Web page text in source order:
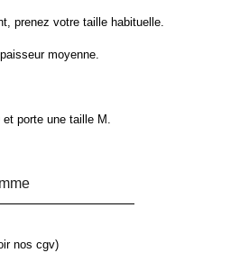
prenez votre taille habituelle.
moyenne.
et porte une taille M.
nos cgv)